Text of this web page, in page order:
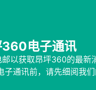
360电子通讯
以获取昂坪360的最新
子通讯前，请先细阅我